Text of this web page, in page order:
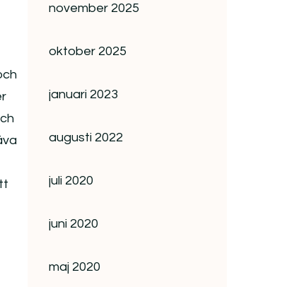
november 2025
oktober 2025
januari 2023
augusti 2022
juli 2020
juni 2020
maj 2020